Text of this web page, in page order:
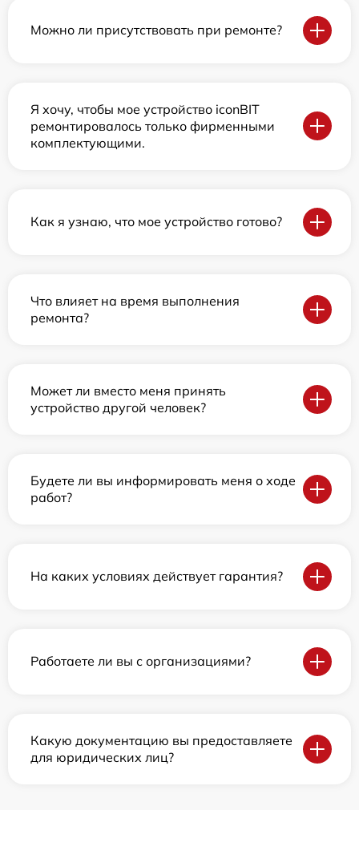
Можно ли присутствовать при ремонте?
Я хочу, чтобы мое устройство iconBIT
ремонтировалось только фирменными
комплектующими.
Как я узнаю, что мое устройство готово?
Что влияет на время выполнения
ремонта?
Может ли вместо меня принять
устройство другой человек?
Будете ли вы информировать меня о ходе
работ?
На каких условиях действует гарантия?
Работаете ли вы с организациями?
Какую документацию вы предоставляете
для юридических лиц?